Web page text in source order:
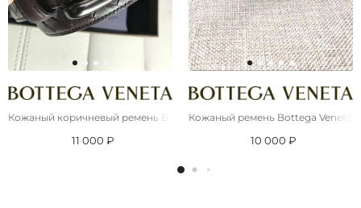
Кожаный коричневый ремень Bottega Veneta
11 000 ₽
Кожаный ремень Bottega Veneta
10 000 ₽